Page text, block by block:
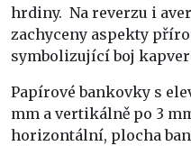
hrdiny. Na reverzu i
zachyceny aspekty
symbolizující boj
Papírové bankovky s
mm a vertikálně po 3
horizontální, plocha